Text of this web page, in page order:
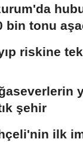
bin tonu
riskine
şehir
ilk